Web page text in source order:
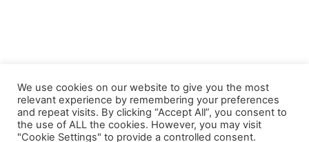
Proudly powered byWordPress
We use cookies on our website to give you the most
relevant experience by remembering your preferences
and repeat visits. By clicking “Accept All”, you consent to
the use of ALL the cookies. However, you may visit
"Cookie Settings" to provide a controlled consent.